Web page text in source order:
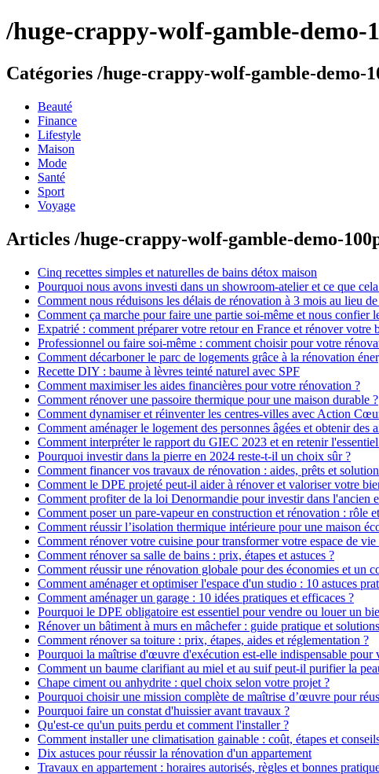
/huge-crappy-wolf-gamble-demo-
Catégories /huge-crappy-wolf-gamble-demo-
Beauté
Finance
Lifestyle
Maison
Mode
Santé
Sport
Voyage
Articles /huge-crappy-wolf-gamble-demo-
Cinq recettes simples et naturelles de bains détox maison
Pourquoi nous avons investi dans un showroom-atelier et ce que
Comment nous réduisons les délais de rénovation à 3 mois au lieu
Comment ça marche pour faire une partie soi-même et nous confier
Expatrié : comment préparer votre retour en France et rénover votre
Professionnel ou faire soi-même : comment choisir pour votre
Comment décarboner le parc de logements grâce à la rénovation
Recette DIY : baume à lèvres teinté naturel avec SPF
Comment maximiser les aides financières pour votre rénovation ?
Comment rénover une passoire thermique pour une maison durable ?
Comment dynamiser et réinventer les centres-villes avec Action
Comment aménager le logement des personnes âgées et obtenir des
Comment interpréter le rapport du GIEC 2023 et en retenir
Pourquoi investir dans la pierre en 2024 reste-t-il un choix sûr ?
Comment financer vos travaux de rénovation : aides, prêts et
Comment le DPE projeté peut-il aider à rénover et valoriser votre
Comment profiter de la loi Denormandie pour investir dans l'ancien
Comment poser un pare-vapeur en construction et rénovation : rôle
Comment réussir l’isolation thermique intérieure pour une maison
Comment rénover votre cuisine pour transformer votre espace de vie
Comment rénover sa salle de bains : prix, étapes et astuces ?
Comment réussir une rénovation globale pour des économies et un
Comment aménager et optimiser l'espace d'un studio : 10 astuces
Comment aménager un garage : 10 idées pratiques et efficaces ?
Pourquoi le DPE obligatoire est essentiel pour vendre ou louer un
Rénover un bâtiment à murs en mâchefer : guide pratique et solutions
Comment rénover sa toiture : prix, étapes, aides et réglementation ?
Pourquoi la maîtrise d'œuvre d'exécution est-elle indispensable pour
Comment un baume clarifiant au miel et au suif peut-il purifier la
Chape ciment ou anhydrite : quel choix selon votre projet ?
Pourquoi choisir une mission complète de maîtrise d’œuvre pour
Pourquoi faire un constat d'huissier avant travaux ?
Qu'est-ce qu'un puits perdu et comment l'installer ?
Comment installer une climatisation gainable : coût, étapes et
Dix astuces pour réussir la rénovation d'un appartement
Travaux en appartement : horaires autorisés, règles et bonnes